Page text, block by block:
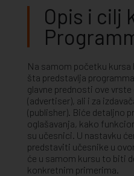
Opis i cilj
Na samom početku kursa
šta predstavlja
glavne prednosti ove
(advertiser), ali i za
(publisher). Biće detaljno
oglašavanja, kako
su učesnici. U nastavku
predstaviti učesnike u
će u samom kursu to biti
konkretnim primerima.